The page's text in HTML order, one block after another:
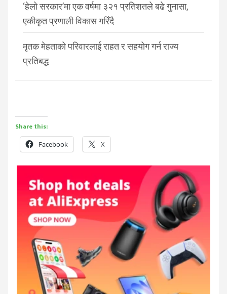
‘हेलो सरकार’मा एक वर्षमा ३२१ प्रतिशतले बढे गुनासा,
एकीकृत प्रणाली विकास गरिँदै
मृतक मेहताको परिवारलाई राहत र सहयोग गर्न राज्य
प्रतिबद्ध
Share this:
Facebook X